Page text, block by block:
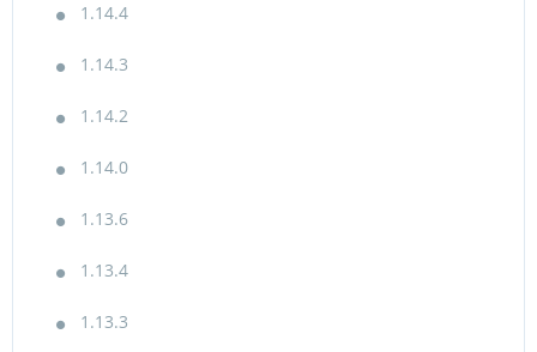
1.14.4
1.14.3
1.14.2
1.14.0
1.13.6
1.13.4
1.13.3